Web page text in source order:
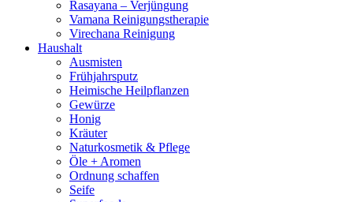
Rasayana – Verjüngung
Vamana Reinigungstherapie
Virechana Reinigung
Haushalt
Ausmisten
Frühjahrsputz
Heimische Heilpflanzen
Gewürze
Honig
Kräuter
Naturkosmetik & Pflege
Öle + Aromen
Ordnung schaffen
Seife